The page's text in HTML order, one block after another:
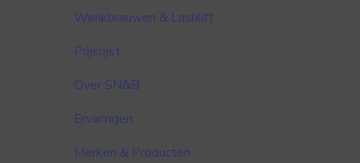
Wenkbrauwen & Lashlift
Prijslijst
Over SN&B
Ervaringen
Merken & Producten